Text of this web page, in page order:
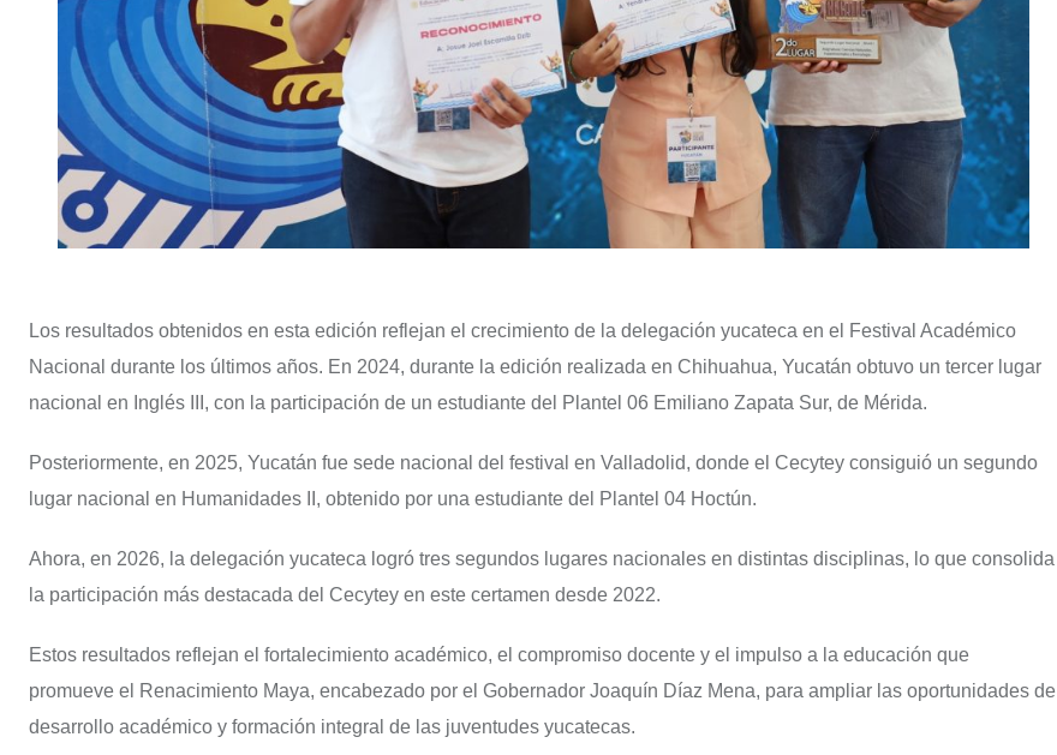
Los resultados obtenidos en esta edición reflejan el crecimiento de la delegación yucateca en el Festival Académico
Nacional durante los últimos años. En 2024, durante la edición realizada en Chihuahua, Yucatán obtuvo un tercer lugar
nacional en Inglés III, con la participación de un estudiante del Plantel 06 Emiliano Zapata Sur, de Mérida.
Posteriormente, en 2025, Yucatán fue sede nacional del festival en Valladolid, donde el Cecytey consiguió un segundo
lugar nacional en Humanidades II, obtenido por una estudiante del Plantel 04 Hoctún.
Ahora, en 2026, la delegación yucateca logró tres segundos lugares nacionales en distintas disciplinas, lo que consolida
la participación más destacada del Cecytey en este certamen desde 2022.
Estos resultados reflejan el fortalecimiento académico, el compromiso docente y el impulso a la educación que
promueve el Renacimiento Maya, encabezado por el Gobernador Joaquín Díaz Mena, para ampliar las oportunidades de
desarrollo académico y formación integral de las juventudes yucatecas.